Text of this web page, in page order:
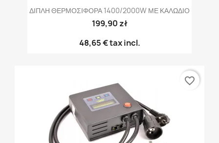
ΔΙΠΛΗ ΘΕΡΜΟΣΙΦΟΡΑ 1400/2000W ΜΕ ΚΑΛΩΔΙΟ
199,90 zł
48,65 €tax incl.
favorite_border